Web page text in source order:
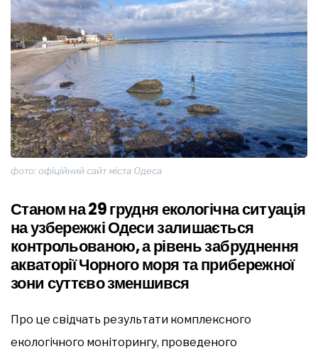
фото: офіційний сайт міста Одеса
Станом на 29 грудня екологічна ситуація
на узбережжі Одеси залишається
контрольованою, а рівень забруднення
акваторії Чорного моря та прибережної
зони суттєво зменшився
Про це свідчать результати комплексного
екологічного моніторингу, проведеного